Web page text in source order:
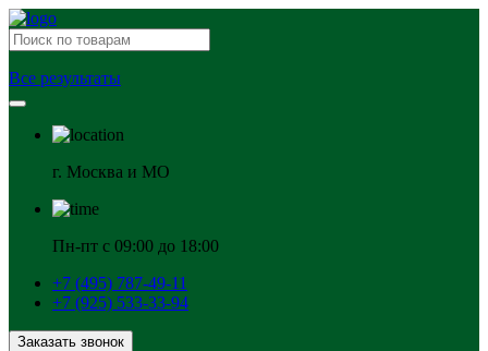
Все результаты
г. Москва и МО
Пн-пт с 09:00 до 18:00
+7 (495) 787-49-11
+7 (925) 533-33-94
Заказать звонок